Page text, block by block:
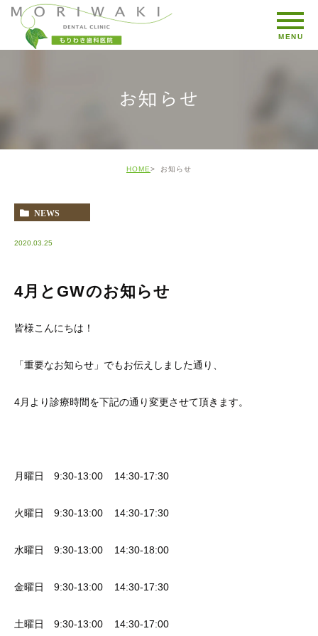
お知らせ
HOME お知らせ
NEWS
2020.03.25
4月とGWのお知らせ
皆様こんにちは！
「重要なお知らせ」でもお伝えしました通り、
4月より診療時間を下記の通り変更させて頂きます。
月曜日 9:30-13:00 14:30-17:30
火曜日 9:30-13:00 14:30-17:30
水曜日 9:30-13:00 14:30-18:00
金曜日 9:30-13:00 14:30-17:30
土曜日 9:30-13:00 14:30-17:00